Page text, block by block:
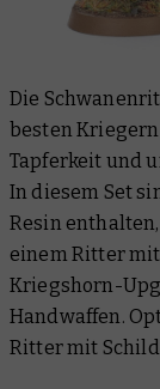
Die
besten
Tapferkeit und
In diesem Set
Resin
einem Ritter
Kriegshorn-
Handwaffen.
Ritter mit